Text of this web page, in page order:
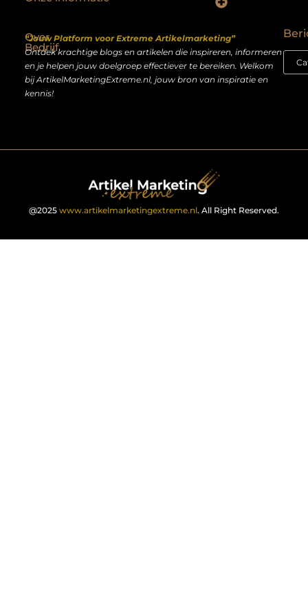
Over
Bedrijf
“Jouw Platform voor Extreme Artikelmarketing”
Ontdek krachtige blogs en artikelen die inspireren, informeren
en je helpen jouw doelgroep effectiever te bereiken. Welkom
bij ArtikelMarketingExtreme.nl, jouw bron van inspiratie en
kennis!
@2025 www.artikelmarketingextreme.nl. All Right Reserved.